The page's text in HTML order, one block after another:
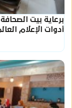
برعاية بيت
أدوات الإعلام